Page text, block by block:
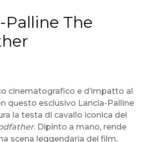
Palline The
cinematografico e d’impatto al
questo esclusivo Lancia-Palline
la testa di cavallo iconica del
. Dipinto a mano, rende
scena leggendaria del film,